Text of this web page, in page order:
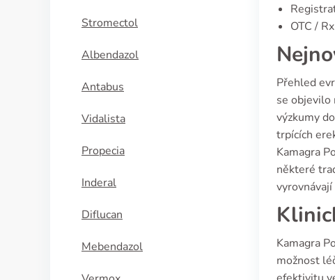
Stromectol
Albendazol
Antabus
Vidalista
Propecia
Inderal
Diflucan
Mebendazol
OTC /
Přehled
se objevilo
výzkumy
trpících
Kamagra
některé
Kamagra
možnost